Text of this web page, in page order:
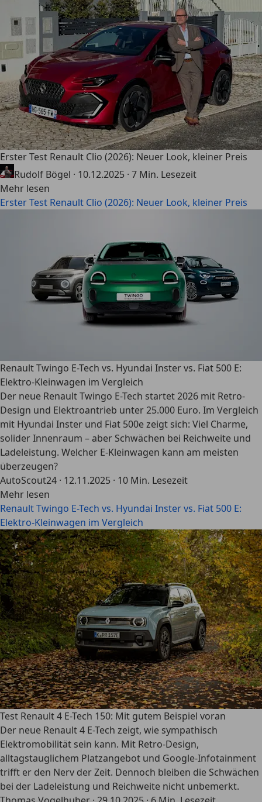
Erster Test Renault Clio (2026): Neuer Look, kleiner Preis
Rudolf Bögel · 10.12.2025 · 7 Min. Lesezeit
Mehr lesen
Erster Test Renault Clio (2026): Neuer Look, kleiner Preis
Renault Twingo E-Tech vs. Hyundai Inster vs. Fiat 500 E:
Elektro-Kleinwagen im Vergleich
Der neue Renault Twingo E-Tech startet 2026 mit Retro-
Design und Elektroantrieb unter 25.000 Euro. Im Vergleich
mit Hyundai Inster und Fiat 500e zeigt sich: Viel Charme,
solider Innenraum – aber Schwächen bei Reichweite und
Ladeleistung. Welcher E-Kleinwagen kann am meisten
überzeugen?
AutoScout24 · 12.11.2025 · 10 Min. Lesezeit
Mehr lesen
Renault Twingo E-Tech vs. Hyundai Inster vs. Fiat 500 E:
Elektro-Kleinwagen im Vergleich
Test Renault 4 E-Tech 150: Mit gutem Beispiel voran
Der neue Renault 4 E-Tech zeigt, wie sympathisch
Elektromobilität sein kann. Mit Retro-Design,
alltagstauglichem Platzangebot und Google-Infotainment
trifft er den Nerv der Zeit. Dennoch bleiben die Schwächen
bei der Ladeleistung und Reichweite nicht unbemerkt.